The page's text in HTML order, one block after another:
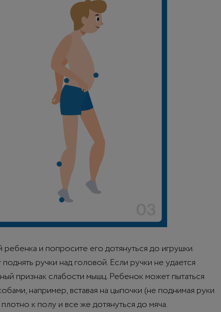
и попросите его дотянуться до игрушки.
ручки над головой. Если ручки не удается
признак слабости мышц. Ребенок может пытаться
например, вставая на цыпочки (не поднимая руки
к полу и все же дотянуться до мяча.